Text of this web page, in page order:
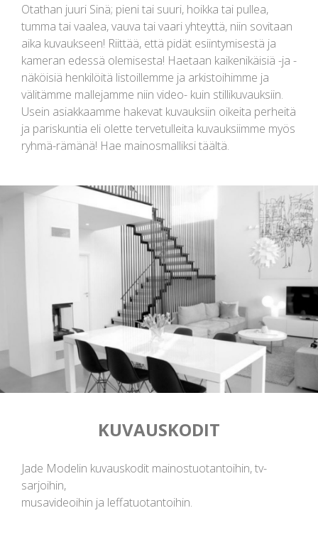
Otathan juuri Sinä; pieni tai suuri, hoikka tai pullea,
tumma tai vaalea, vauva tai vaari yhteyttä, niin sovitaan
aika kuvaukseen! Riittää, että pidät esiintymisestä ja
kameran edessä olemisesta! Haetaan kaikenikäisiä -ja -
näköisiä henkilöitä listoillemme ja arkistoihimme ja
välitämme mallejamme niin video- kuin stillikuvauksiin.
Usein asiakkaamme hakevat kuvauksiin oikeita perheitä
ja pariskuntia eli olette tervetulleita kuvauksiimme myös
ryhmä-rämänä! Hae mainosmalliksi täältä.
KUVAUSKODIT
Jade Modelin kuvauskodit mainostuotantoihin, tv-
sarjoihin,
musavideoihin ja leffatuotantoihin.